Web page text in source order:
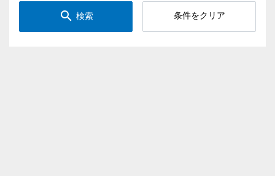
search 検索 条件をクリア